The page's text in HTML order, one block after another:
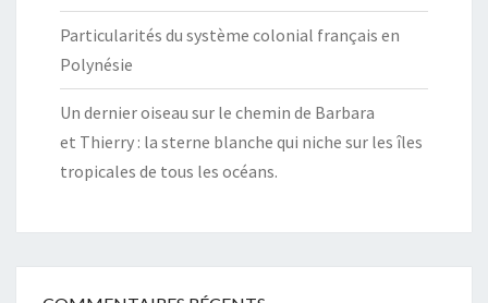
Particularités du système colonial français en
Polynésie
Un dernier oiseau sur le chemin de Barbara
et Thierry : la sterne blanche qui niche sur les îles
tropicales de tous les océans.